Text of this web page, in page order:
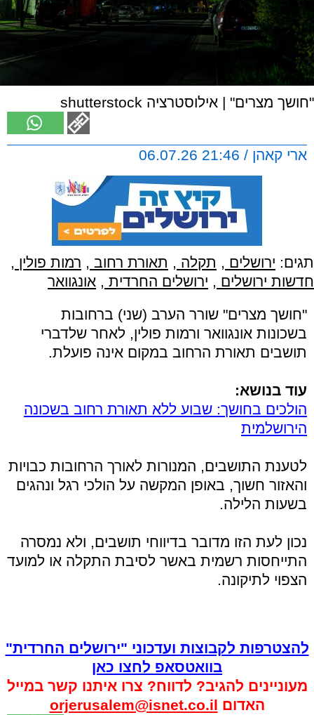
"חושך מצרים" | אילוסטרציה shutterstock
ארי קאהן / 21:46 06.07.26
תגים: ירושלים , תקלה , תאורת רחוב , רמות פולין ,
חדשות ירושלים , ירושלים החרדית , אונגוואר
"חושך מצרים" שורר הערב (שני) ברחובות
בשכונות אונגוואר ורמות פולין, לאחר שלדברי
תושבים תאורת הרחוב במקום אינה פועלת.
עוד בנושא:
הולכים בחושך: שבוע ללא תאורת רחוב בשכונה
הירושלמית
לטענת התושבים, המנורות לאורך הרחובות כבויות
והאזור חשוך, באופן המקשה על הולכי רגל ונהגים
בשעות הלילה.
נכון לעת הזו מדובר בדיווחי תושבים, ולא נמסרה
התייחסות רשמית באשר לסיבת התקלה או למועד
הצפוי לתיקונה.
להצטרפות לקבוצות ועדכוני "ירושלים החרדית"
בוואטסאפ לחצו כאן
מעוניינים להגיב? לדווח? צרו איתנו קשר במייל
האדום orjerusalem@isnet.co.il